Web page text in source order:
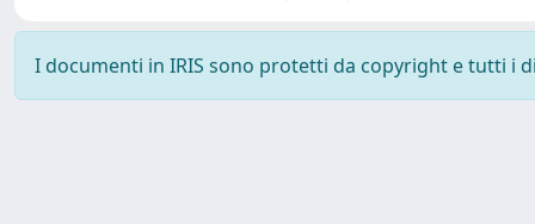
I documenti in IRIS sono protetti da copyright e tutti i